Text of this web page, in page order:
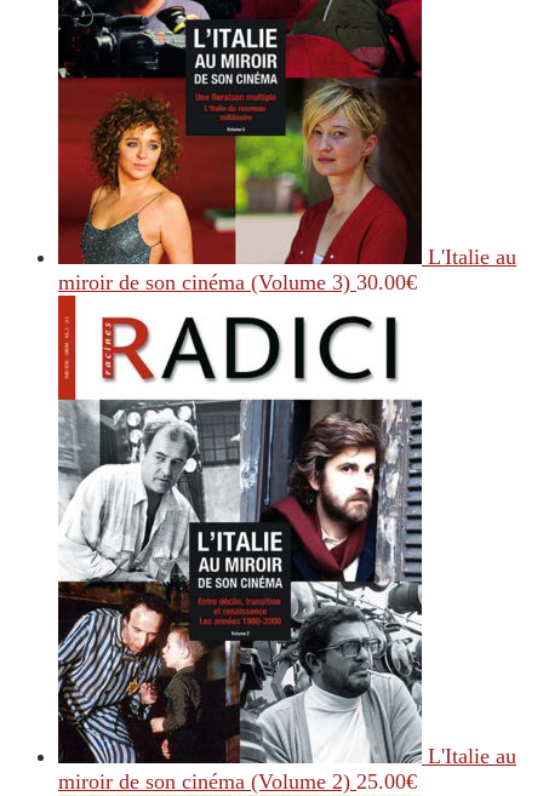
L'Italie au
miroir de son cinéma (Volume 3) 30.00€
L'Italie au
miroir de son cinéma (Volume 2) 25.00€